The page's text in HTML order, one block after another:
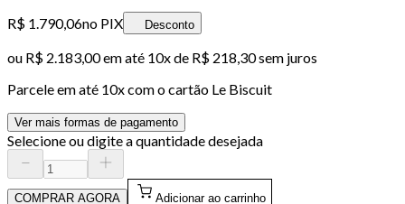
R$ 1.790,06no PIX Desconto
ou R$ 2.183,00em até 10x de R$ 218,30 sem juros
Parcele em até 10x com o cartão Le Biscuit
Ver mais formas de pagamento
Selecione ou digite a quantidade desejada
COMPRAR AGORA Adicionar ao carrinho